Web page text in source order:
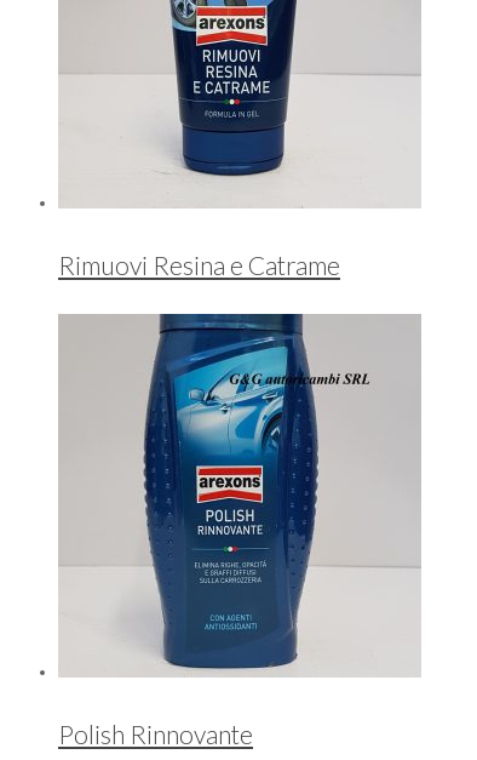
Rimuovi Resina e Catrame
Polish Rinnovante